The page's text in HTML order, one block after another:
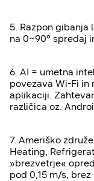
5. Razpon gibanja
na 0~90° spredaj
6. AI = umetna
povezava Wi-Fi in
aplikaciji.
različica oz.
7. Ameriško
Heating,
»brezvetrje«
pod 0,15 m/s,